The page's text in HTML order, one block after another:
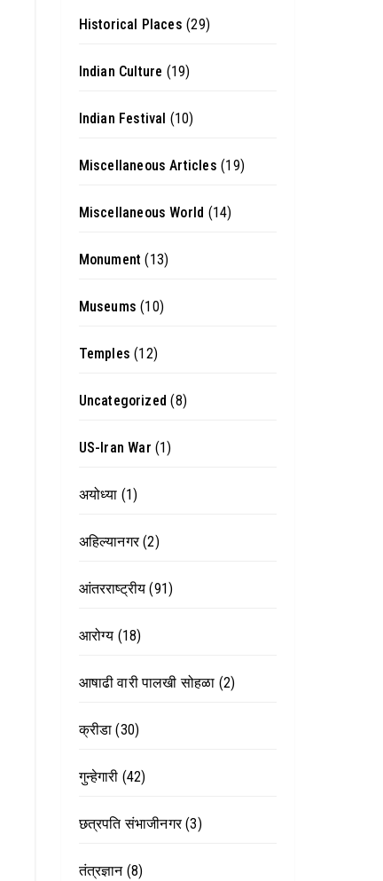
Historical Places (29)
Indian Culture (19)
Indian Festival (10)
Miscellaneous Articles (19)
Miscellaneous World (14)
Monument (13)
Museums (10)
Temples (12)
Uncategorized (8)
US-Iran War (1)
अयोध्या (1)
अहिल्यानगर(2)
आंतरराष्ट्रीय (91)
आरोग्य (18)
आषाढी वारी पालखी सोहळा (2)
क्रीडा (30)
गुन्हेगारी (42)
छत्रपति संभाजीनगर(3)
तंत्रज्ञान(8)